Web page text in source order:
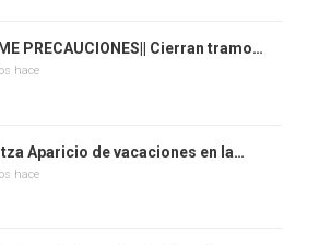
PRECAUCIONES|| Cierran tramo…
hace
Aparicio de vacaciones en la…
hace